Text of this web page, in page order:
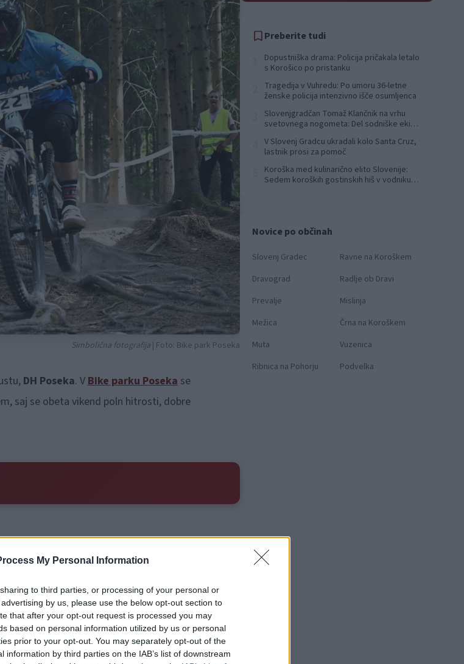
My Personal Information
to third parties, or processing of your personal or
by us, please use the below opt-out section to
that after your opt-out request is processed you may
based on personal information utilized by us or personal
prior to your opt-out. You may separately opt-out of the
information by third parties on the IAB’s list of downstream
Simbolična fotografija | Foto: Bike park Poseka
DH Poseka. VBike parku Posekase
saj se obeta vikend poln hitrosti, dobre
Preberite tudi
Dopustniška drama: Policija pričakala letalo
s Korošico po pristanku
Tragedija v Vuhredu: Po umoru 36-letne
ženske policija intenzivno išče osumljenca
Slovenjgradčan Tomaž Klančnik na vrhu
svetovnega nogometa: Del sodniške ekipe
V Slovenj Gradcu ukradali kolo Santa Cruz,
lastnik prosi za pomoč
Koroška med kulinarično elito Slovenije:
Sedem koroških gostinskih hiš v vodniku
Novice po občinah
Slovenj Gradec
Ravne na Koroškem
Dravograd
Radlje ob Dravi
Prevalje
Mislinja
Mežica
Črna na Koroškem
Muta
Vuzenica
Ribnica na Pohorju
Podvelka